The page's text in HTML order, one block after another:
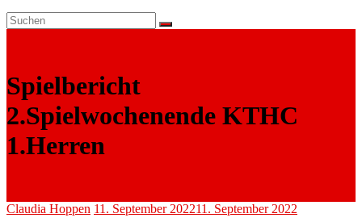
Spielbericht
2.Spielwochenende KTHC
1.Herren
Claudia Hoppen 11. September 202211. September 2022